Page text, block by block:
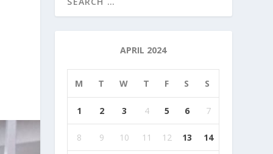
APRIL 2024
M T W T F S S
1 2 3 4 5 6 7
8 9 10 11 12 13 14